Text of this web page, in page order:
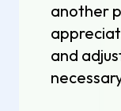
another
and